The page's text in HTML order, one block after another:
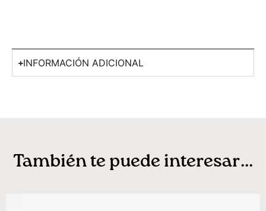
INFORMACIÓN ADICIONAL
También te puede interesar...